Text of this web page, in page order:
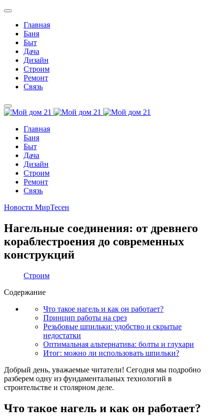
Главная
Баня
Быт
Дача
Дизайн
Строим
Ремонт
Связь
Главная
Баня
Быт
Дача
Дизайн
Строим
Ремонт
Связь
Новости МирТесен
Нагельные соединения: от древнего
кораблестроения до современных
конструкций
Строим
Содержание
Что такое нагель и как он работает?
Принцип работы на срез
Резьбовые шпильки: удобство и скрытые
недостатки
Оптимальная альтернатива: болты и глухари
Итог: можно ли использовать шпильки?
Добрый день, уважаемые читатели! Сегодня мы подробно
разберем одну из фундаментальных технологий в
строительстве и столярном деле.
Что такое нагель и как он работает?